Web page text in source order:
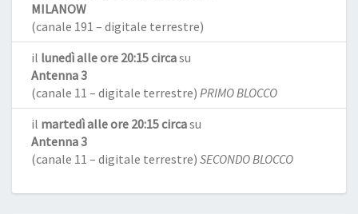
MILANOW
(canale 191 – digitale terrestre)
il lunedì alle ore 20:15 circasu
Antenna 3
(canale 11 – digitale terrestre) PRIMO BLOCCO
il martedì alle ore 20:15 circasu
Antenna 3
(canale 11 – digitale terrestre) SECONDO BLOCCO